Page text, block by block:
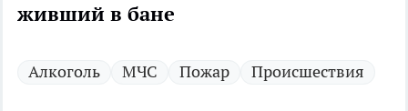
живший в бане
Алкоголь МЧС Пожар Происшествия